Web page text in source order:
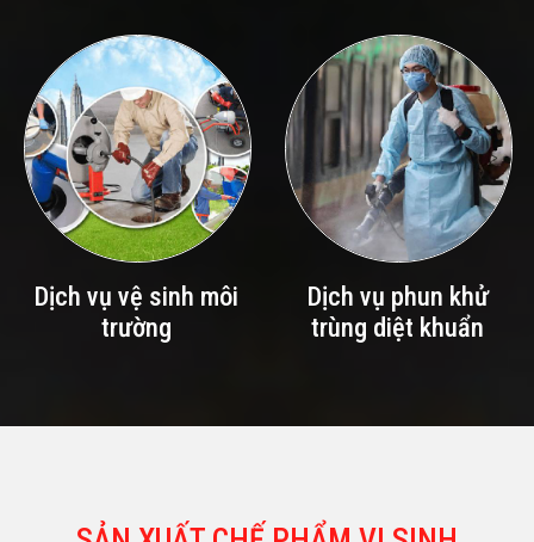
Dịch vụ vệ sinh môi
trường
Dịch vụ phun khử
trùng diệt khuẩn